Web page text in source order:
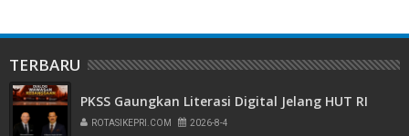
TERBARU
PKSS Gaungkan Literasi Digital Jelang HUT RI
ROTASIKEPRI.COM 2026-8-4